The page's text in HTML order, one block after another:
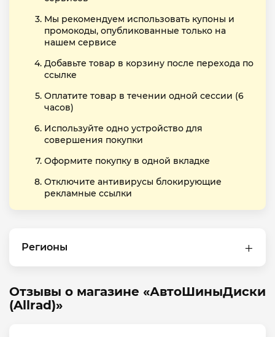
Мы рекомендуем использовать купоны и
промокоды, опубликованные только на
нашем сервисе
Добавьте товар в корзину после перехода по
ссылке
Оплатите товар в течении одной сессии (6
часов)
Используйте одно устройство для
совершения покупки
Оформите покупку в одной вкладке
Отключите антивирусы блокирующие
рекламные ссылки
Регионы
Отзывы о магазине «АвтоШиныДиски
(Allrad)»